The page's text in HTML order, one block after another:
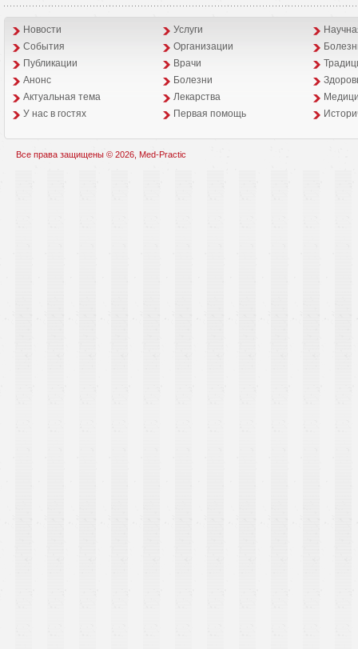
Новости Услуги
События
Организации
Публикации
Врачи
Анонс
Болезни
Aктуальная тема
Лекарства
У нас в гостях
Первая помощь
Все права защищены © 2026, Med-Practic